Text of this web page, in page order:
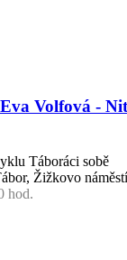
Volfová -
Táboráci sobě
Žižkovo
hod.